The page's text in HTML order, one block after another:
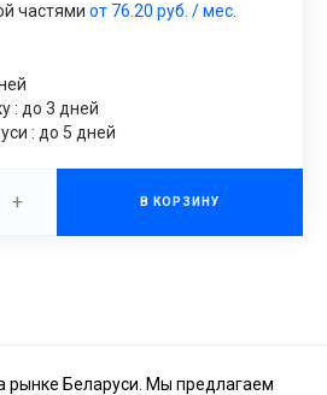
частями от 76.20 руб. / мес.
: до 3 дней
: до 5 дней
+ В КОРЗИНУ
рынке Беларуси. Мы предлагаем